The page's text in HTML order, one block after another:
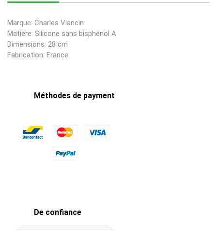
Marque: Charles Viancin
Matière: Silicone sans bisphénol A
Dimensions: 28 cm
Fabrication: France
Méthodes de payment
De confiance